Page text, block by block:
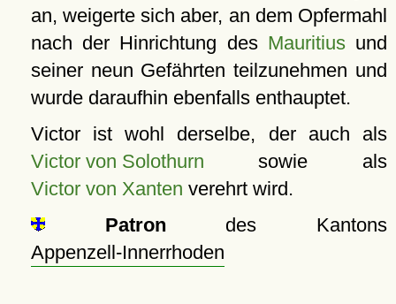
an, weigerte sich aber, an dem Opfermahl
nach der Hinrichtung des Mauritiusund
seiner neun Gefährten teilzunehmen und
wurde daraufhin ebenfalls enthauptet.
Victor ist wohl derselbe, der auch als
Victor von Solothurn sowie als
Victor von Xanten verehrt wird.
Patron des Kantons
Appenzell-Innerrhoden